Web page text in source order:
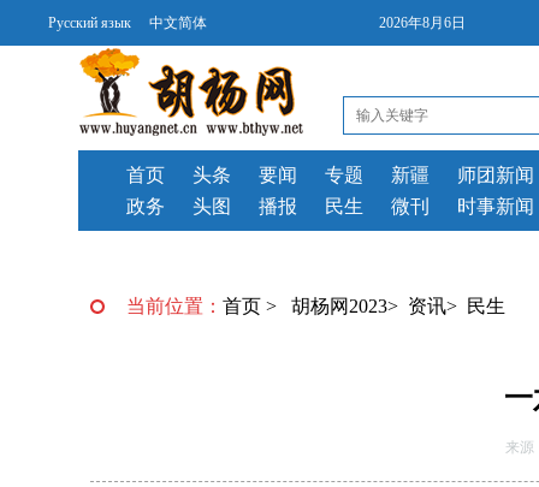
Русский язык 中文简体 2026年8月6日
首页 头条
要闻
政务
头图 播报
专题 新疆
师团新闻
民生
微刊 时事新闻
当前位置： 首页 > 胡杨网2023> 资讯> 民生
来源